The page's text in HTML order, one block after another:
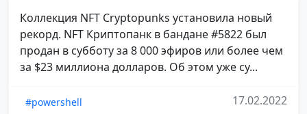
​​Коллекция NFT Cryptopunks установила новый
рекорд. NFT Криптопанк в бандане #5822 был
продан в субботу за 8 000 эфиров или более чем
за $23 миллиона долларов. Об этом уже су...
#powershell
17.02.2022